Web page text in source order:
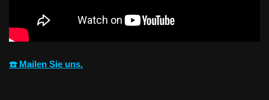
☎️ Mailen Sie uns.